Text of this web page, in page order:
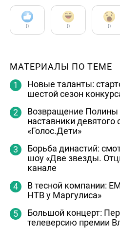
0 0 0
МАТЕРИАЛЫ ПО ТЕМЕ
Новые таланты:
шестой сезон
Возвращение Полины
наставники девятого
«Голос.Дети»
Борьба династий:
шоу «Две звезды.
канале
В тесной компании:
НТВ у Маргулиса»
Большой концерт:
телеверсию премии